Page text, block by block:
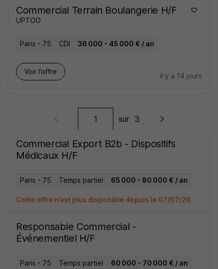
Commercial Terrain Boulangerie H/F
UPTOO
Paris - 75 CDI 36 000 - 45 000 € / an
Voir l’offre
il y a 14 jours
sur 3
Commercial Export B2b - Dispositifs
Médicaux H/F
Paris - 75 Temps partiel 65 000 - 80 000 € / an
Cette offre n’est plus disponible depuis le 07/07/26
Responsable Commercial -
Événementiel H/F
Paris - 75 Temps partiel 60 000 - 70 000 € / an